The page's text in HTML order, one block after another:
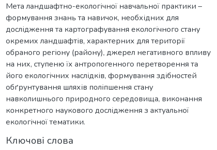
Мета ландшафтно-екологічної навчальної практики –
формування знань та навичок, необхідних для
дослідження та картографування екологічного стану
окремих ландшафтів, характерних для території
обраного регіону (району), джерел негативного впливу
на них, ступеню їх антропогенного перетворення та
його екологічних наслідків, формування здібностей
обґрунтування шляхів поліпшення стану
навколишнього природного середовища, виконання
конкретного наукового дослідження з актуальної
екологічної тематики.
Ключові слова